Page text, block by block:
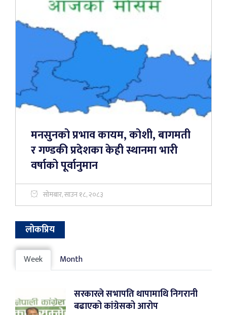
मनसुनको प्रभाव कायम, कोशी, बागमती
र गण्डकी प्रदेशका केही स्थानमा भारी
वर्षाको पूर्वानुमान
सोमबार, साउन १८, २०८३
लोकप्रिय
Week Month
सरकारले सभापति थापामाथि निगरानी
बढाएको कांग्रेसको आरोप